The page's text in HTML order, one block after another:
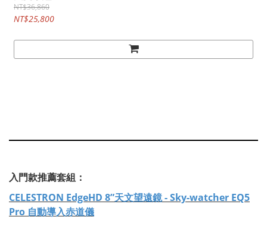
NT$36,860
NT$25,800
入門款推薦套組：
CELESTRON EdgeHD 8”天文望遠鏡 - Sky-watcher EQ5
Pro 自動導入赤道儀